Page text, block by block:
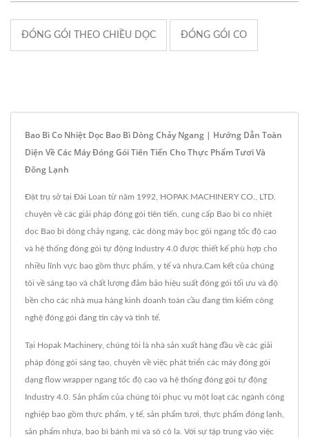
ĐÓNG GÓI THEO CHIỀU DỌC ĐÓNG GÓI CO
Bao Bì Co Nhiệt Dọc Bao Bì Dòng Chảy Ngang | Hướng Dẫn Toàn
Diện Về Các Máy Đóng Gói Tiên Tiến Cho Thực Phẩm Tươi Và
Đông Lạnh
Đặt trụ sở tại Đài Loan từ năm 1992, HOPAK MACHINERY CO., LTD.
chuyên về các giải pháp đóng gói tiên tiến, cung cấp Bao bì co nhiệt
dọc Bao bì dòng chảy ngang, các dòng máy bọc gói ngang tốc độ cao
và hệ thống đóng gói tự động Industry 4.0 được thiết kế phù hợp cho
nhiều lĩnh vực bao gồm thực phẩm, y tế và nhựa.Cam kết của chúng
tôi về sáng tạo và chất lượng đảm bảo hiệu suất đóng gói tối ưu và độ
bền cho các nhà mua hàng kinh doanh toàn cầu đang tìm kiếm công
nghệ đóng gói đáng tin cậy và tinh tế.
Tại Hopak Machinery, chúng tôi là nhà sản xuất hàng đầu về các giải
pháp đóng gói sáng tạo, chuyên về việc phát triển các máy đóng gói
dạng flow wrapper ngang tốc độ cao và hệ thống đóng gói tự động
Industry 4.0. Sản phẩm của chúng tôi phục vụ một loạt các ngành công
nghiệp bao gồm thực phẩm, y tế, sản phẩm tươi, thực phẩm đóng lạnh,
sản phẩm nhựa, bao bì bánh mì và sô cô la. Với sự tập trung vào việc